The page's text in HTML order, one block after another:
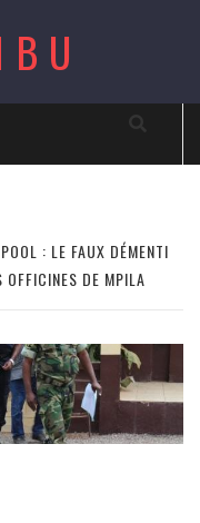
: LE FAUX DÉMENTI
OFFICINES DE MPILA